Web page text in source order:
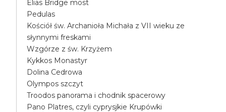
Elias Bridge most
Pedulas
Kościół św. Archanioła Michała z VII wieku ze
słynnymi freskami
Wzgórze z św. Krzyżem
Kykkos Monastyr
Dolina Cedrowa
Olympos szczyt
Troodos panorama i chodnik spacerowy
Pano Platres, czyli cyprysjkie Krupówki